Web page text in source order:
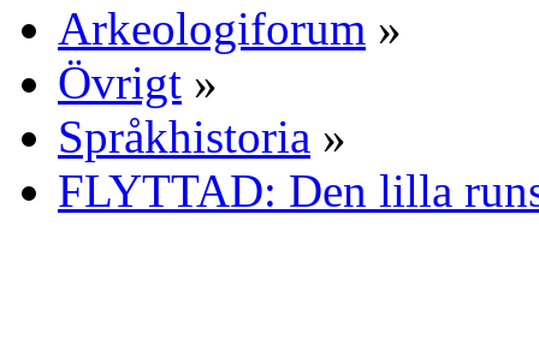
Arkeologiforum »
Övrigt »
Språkhistoria »
FLYTTAD: Den lilla